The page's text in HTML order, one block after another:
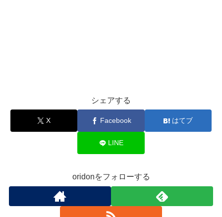
シェアする
X Facebook はてブ
LINE
oridonをフォローする